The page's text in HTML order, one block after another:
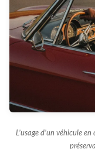
L’usage d’un véhicule